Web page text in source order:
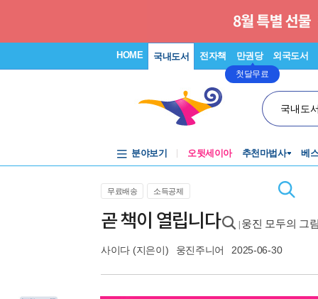
HOME 국내도서 전자책 만권당
첫달무료
외국도서
국내도
분야보기 오뒷세이아 추천마법사 베
무료배송 소득공제
곧 책이 열립니다 웅진 모두의 그
사이다 (지은이) 웅진주니어 2025-06-30